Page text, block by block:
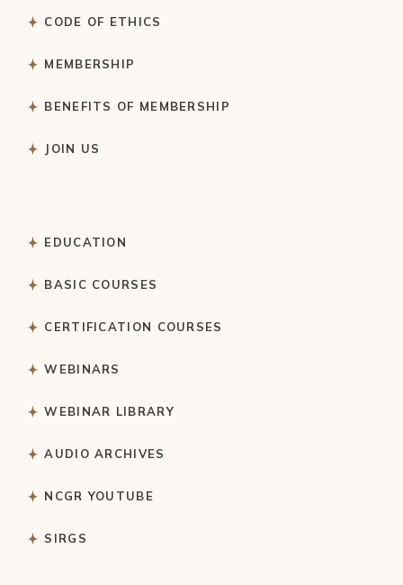
CODE OF ETHICS
MEMBERSHIP
BENEFITS OF MEMBERSHIP
JOIN US
EDUCATION
BASIC COURSES
CERTIFICATION COURSES
WEBINARS
WEBINAR LIBRARY
AUDIO ARCHIVES
NCGR YOUTUBE
SIRGS